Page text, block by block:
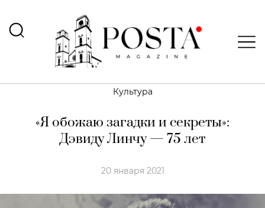
Культура
«Я обожаю загадки и секреты»:
Дэвиду Линчу — 75 лет
20 января 2021